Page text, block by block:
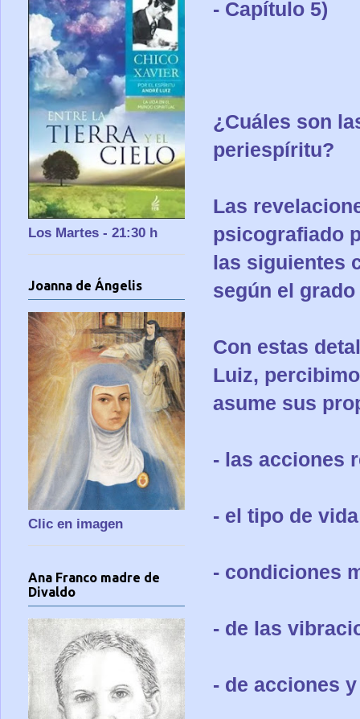
- Capítulo 5)
¿Cuáles son
periespíritu?
Las
psicografiado
las siguientes
según el
Con estas
Luiz,
asume sus
- las acciones
- el tipo de vida
- condiciones
- de las
- de acciones
Los Martes - 21:30 h
Joanna de Ángelis
Clic en imagen
Ana Franco madre de
Divaldo